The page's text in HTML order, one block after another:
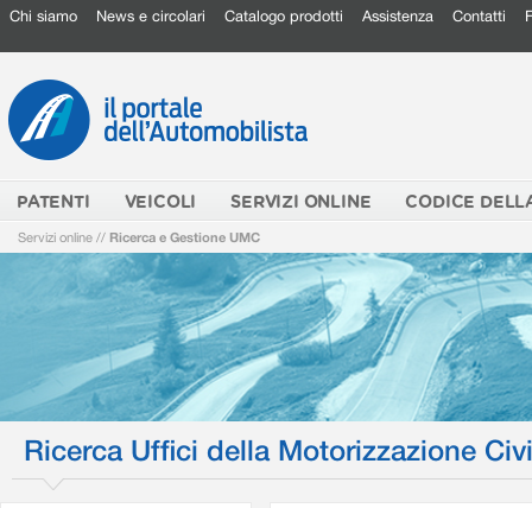
Chi siamo News e circolari Catalogo prodotti Assistenza Contatti
PATENTI VEICOLI SERVIZI ONLINE CODICE
Servizi online // Ricerca e Gestione UMC
Ricerca Uffici della Motorizzazione